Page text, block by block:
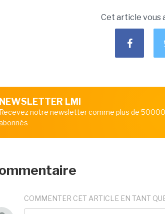
Cet article vous
NEWSLETTER LMI
Recevez notre newsletter comme plus de 50000
COMMENTER CET ARTICLE EN TANT